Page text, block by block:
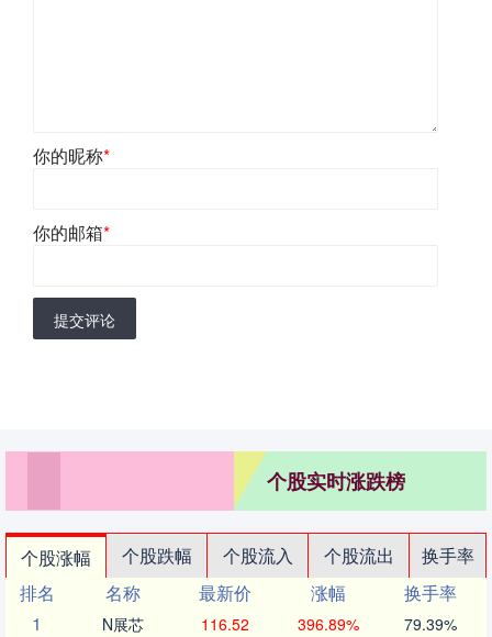
你的昵称*
你的邮箱*
提交评论
个股实时涨跌榜
个股涨幅 个股跌幅 个股流入 个股流出
换手率
排名
名称 最新价 涨幅
换手率
1
N展芯 116.52 396.89% 79.39%